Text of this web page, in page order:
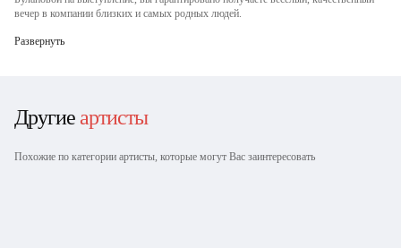
вечер в компании близких и самых родных людей.
Развернуть
Другие артисты
Похожие по категории артисты, которые могут Вас заинтересовать